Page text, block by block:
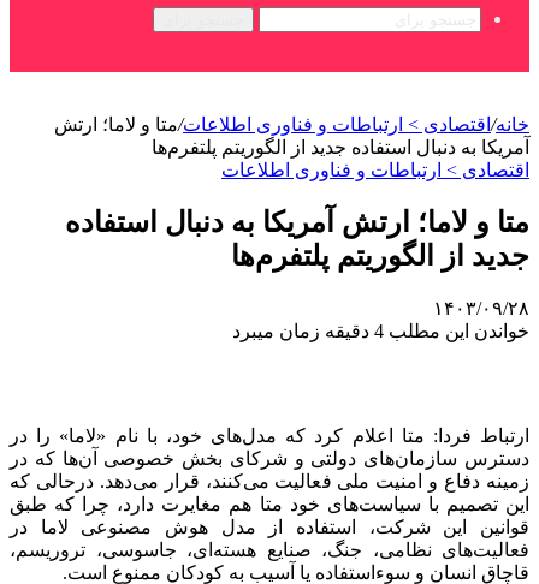
خانه/ اقتصادی > ارتباطات و فناوری اطلاعات/متا و لاما؛ ارتش
آمریکا به دنبال استفاده جدید از الگوریتم پلتفرم‌ها
اقتصادی > ارتباطات و فناوری اطلاعات
متا و لاما؛ ارتش آمریکا به دنبال استفاده
جدید از الگوریتم پلتفرم‌ها
۱۴۰۳/۰۹/۲۸
خواندن این مطلب 4 دقیقه زمان میبرد
ارتباط فردا: متا اعلام کرد که مدل‌های خود، با نام «لاما» را در
دسترس سازمان‌های دولتی و شرکای بخش خصوصی آن‌ها که در
زمینه دفاع و امنیت ملی فعالیت می‌کنند، قرار می‌دهد. درحالی که
این تصمیم با سیاست‌های خود متا هم مغایرت دارد، چرا که طبق
قوانین این شرکت، استفاده از مدل هوش مصنوعی لاما در
فعالیت‌های نظامی، جنگ، صنایع هسته‌ای، جاسوسی، تروریسم،
قاچاق انسان و سوءاستفاده یا آسیب به کودکان ممنوع است.